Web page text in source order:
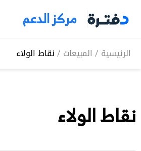
مركز الدعم
الرئيسية / المبيعات /نقاط الولاء
نقاط الولاء